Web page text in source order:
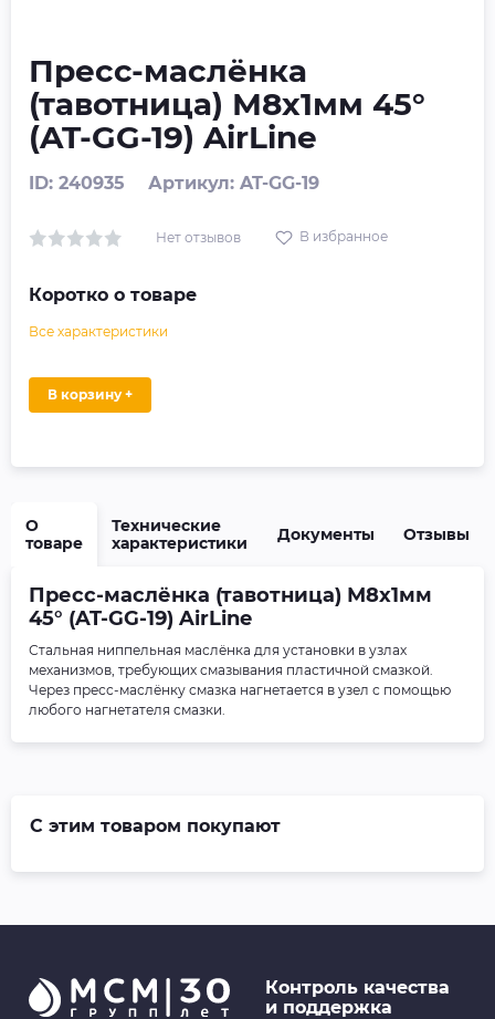
Пресс-маслёнка
(тавотница) М8х1мм 45°
(AT-GG-19) AirLine
ID: 240935 Артикул: AT-GG-19
Нет отзывов В избранное
Коротко о товаре
Все характеристики
В корзину +
О
товаре
Технические
характеристики
Документы Отзывы
Пресс-маслёнка (тавотница) М8х1мм
45° (AT-GG-19) AirLine
Стальная ниппельная маслёнка для установки в узлах
механизмов, требующих смазывания пластичной смазкой.
Через пресс-маслёнку смазка нагнетается в узел с помощью
любого нагнетателя смазки.
С этим товаром покупают
Контроль качества
и поддержка